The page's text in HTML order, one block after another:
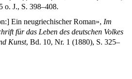
o. J., S. 398–408.
Ein neugriechischer Roman», Im
für das Leben des deutschen Volkes
Kunst, Bd. 10, Nr. 1 (1880), S. 325–